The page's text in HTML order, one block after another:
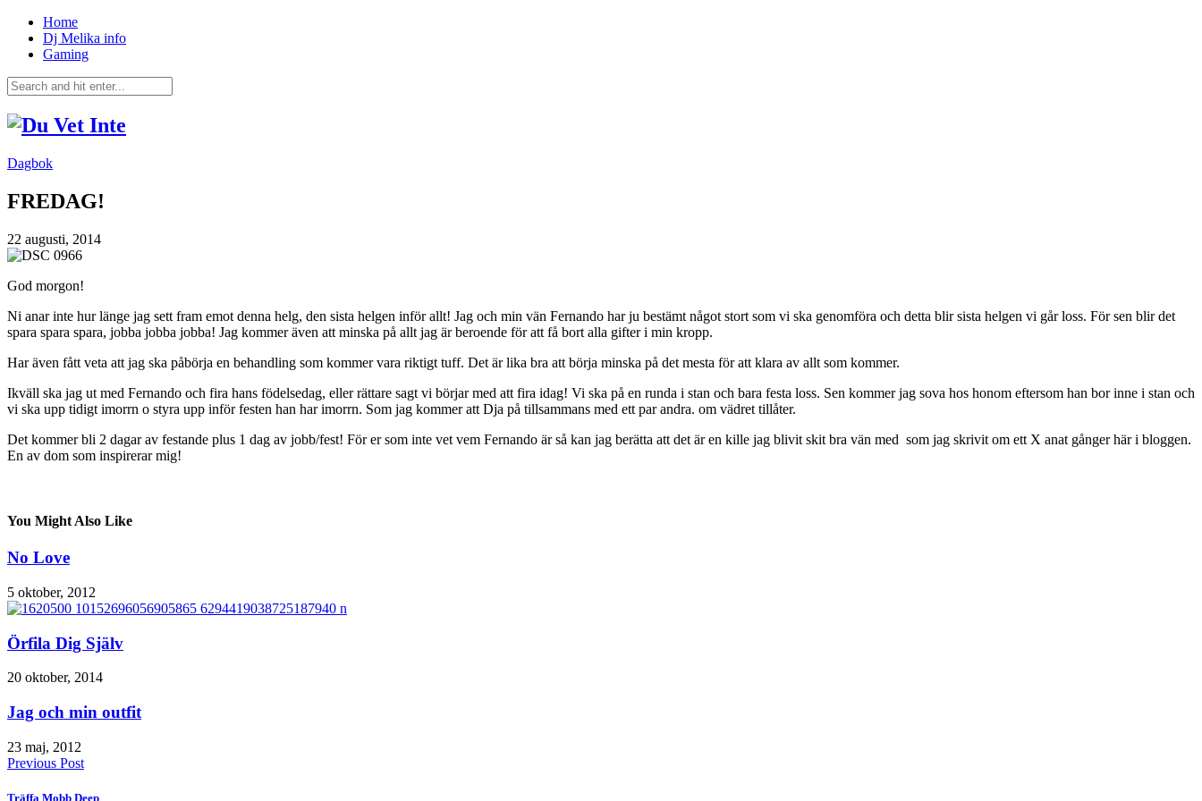
Home
Dj Melika info
Gaming
Dagbok
FREDAG!
22 augusti, 2014
God morgon!
Ni anar inte hur länge jag sett fram emot denna helg, den sista helgen inför allt! Jag och min vän Fernando har ju bestämt något stort som vi ska genomföra och detta blir sista helgen vi går loss. För sen blir det
spara spara spara, jobba jobba jobba! Jag kommer även att minska på allt jag är beroende för att få bort alla gifter i min kropp.
Har även fått veta att jag ska påbörja en behandling som kommer vara riktigt tuff. Det är lika bra att börja minska på det mesta för att klara av allt som kommer.
Ikväll ska jag ut med Fernando och fira hans födelsedag, eller rättare sagt vi börjar med att fira idag! Vi ska på en runda i stan och bara festa loss. Sen kommer jag sova hos honom eftersom han bor inne i stan och
vi ska upp tidigt imorrn o styra upp inför festen han har imorrn. Som jag kommer att Dja på tillsammans med ett par andra. om vädret tillåter.
Det kommer bli 2 dagar av festande plus 1 dag av jobb/fest! För er som inte vet vem Fernando är så kan jag berätta att det är en kille jag blivit skit bra vän med som jag skrivit om ett X anat gånger här i bloggen.
En av dom som inspirerar mig!
You Might Also Like
No Love
5 oktober, 2012
Örfila Dig Själv
20 oktober, 2014
Jag och min outfit
23 maj, 2012
Previous Post
Träffa Mobb Deep